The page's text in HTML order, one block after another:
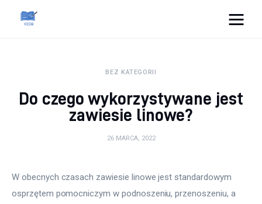
Zdrowie
Więcej
BEZ KATEGORII
Do czego wykorzystywane jest
zawiesie linowe?
26 MARCA, 2022
W obecnych czasach zawiesie linowe jest standardowym
osprzętem pomocniczym w podnoszeniu, przenoszeniu, a